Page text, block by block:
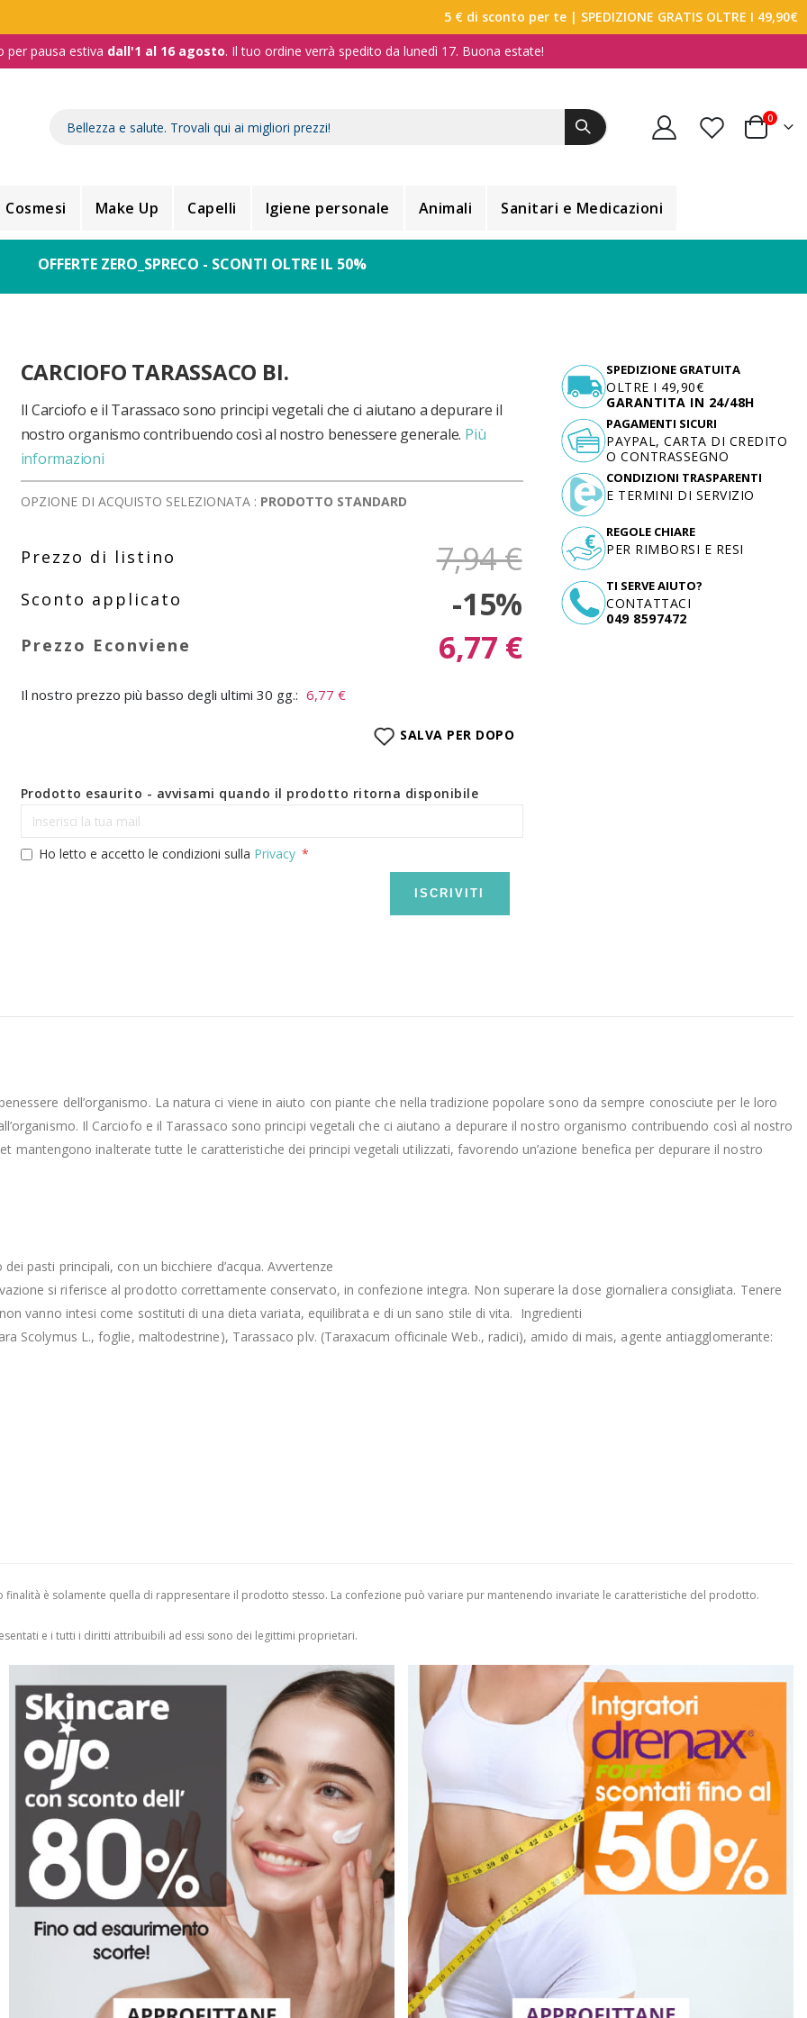
5 € di sconto per te | SPEDIZIONE GRATIS OLTRE I 49,90€
per pausa estiva dall'1 al 16 agosto. Il tuo ordine verrà spedito da lunedì 17. Buona estate!
Carrello
0
Cosmesi Make Up Capelli Igiene personale Animali Sanitari e Medicazioni
OFFERTE ZERO_SPRECO - SCONTI OLTRE IL 50%
CARCIOFO TARASSACO BI.
Il Carciofo e il Tarassaco sono principi vegetali che ci aiutano a depurare il
nostro organismo contribuendo così al nostro benessere generale. Più
informazioni
OPZIONE DI ACQUISTO SELEZIONATA : PRODOTTO STANDARD
7,94 €
-15%
6,77 €
Il nostro prezzo più basso degli ultimi 30 gg.: 6,77 €
SALVA PER DOPO
Prodotto esaurito - avvisami quando il prodotto ritorna disponibile
Ho letto e accetto le condizioni sulla Privacy
ISCRIVITI
SPEDIZIONE GRATUITA
OLTRE I 49,90€
GARANTITA IN 24/48H
TI SERVE AIUTO?
CONTATTACI
049 8597472
PAGAMENTI SICURI
PAYPAL, CARTA DI CREDITO
O CONTRASSEGNO
CONDIZIONI TRASPARENTI
E TERMINI DI SERVIZIO
REGOLE CHIARE
PER RIMBORSI E RESI
dell’organismo. La natura ci viene in aiuto con piante che nella tradizione popolare sono da sempre conosciute per le loro
Il Carciofo e il Tarassaco sono principi vegetali che ci aiutano a depurare il nostro organismo contribuendo così al nostro
mantengono inalterate tutte le caratteristiche dei principi vegetali utilizzati, favorendo un’azione benefica per depurare il nostro
pasti principali, con un bicchiere d’acqua. Avvertenze
si riferisce al prodotto correttamente conservato, in confezione integra. Non superare la dose giornaliera consigliata. Tenere
vanno intesi come sostituti di una dieta variata, equilibrata e di un sano stile di vita. Ingredienti
Scolymus L., foglie, maltodestrine), Tarassaco plv. (Taraxacum officinale Web., radici), amido di mais, agente antiagglomerante:
è solamente quella di rappresentare il prodotto stesso. La confezione può variare pur mantenendo invariate le caratteristiche del prodotto.
e i tutti i diritti attribuibili ad essi sono dei legittimi proprietari.